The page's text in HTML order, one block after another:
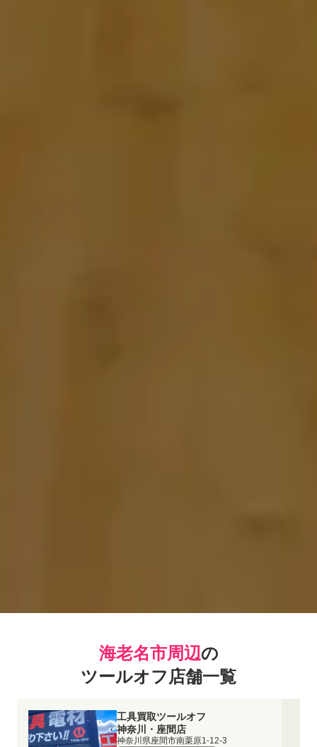
海老名市周辺の
ツールオフ店舗一覧
工具買取ツールオフ
神奈川・座間店
神奈川県座間市南栗原1-12-3